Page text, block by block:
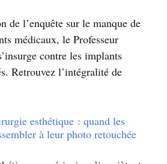
de l’enquête sur le manque de
médicaux, le Professeur
contre les implants
Retrouvez l’intégralité de
esthétique : quand les
à leur photo retouchée